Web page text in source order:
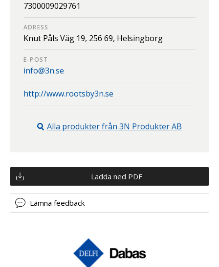
7300009029761
ADRESS
Knut Påls Väg 19, 256 69, Helsingborg
E-POST
info@3n.se
http://www.rootsby3n.se
Alla produkter från 3N Produkter AB
Ladda ned PDF
Lämna feedback